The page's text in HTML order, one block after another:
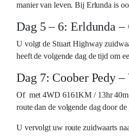
manier van leven. Bij Erlunda is
Dag 5 – 6: Erldunda
U volgt de Stuart Highway
heeft de volgende dag de tijd om
Dag 7: Coober Pedy
Of met 4WD 6161KM / 13hr
route dan de volgende dag door de
U vervolgt uw route zuidwaarts